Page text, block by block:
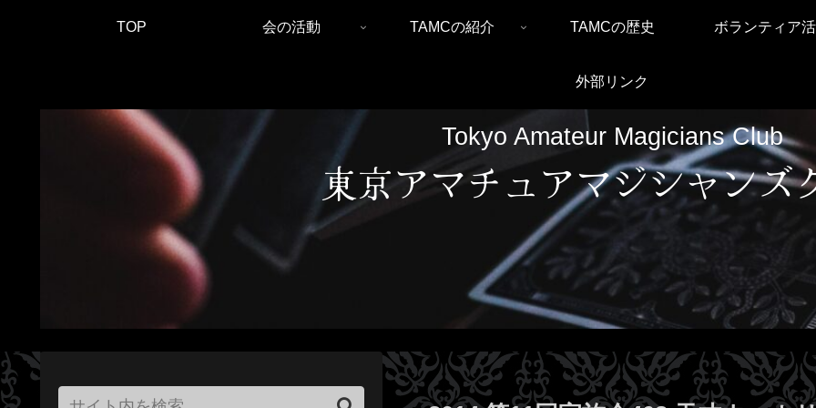
TOP 会の活動 TAMCの紹介 TAMCの歴史 ボランティア
外部リンク
Tokyo Amateur Magicians Club
東京アマチュアマジシャンズ